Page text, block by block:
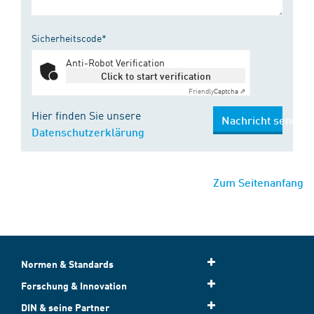
Sicherheitscode*
Anti-Robot Verification
Click to start verification
FriendlyCaptcha ⇗
Hier finden Sie unsere
Datenschutzerklärung
Nachricht senden
Zum Seitenanfang
Normen & Standards
Forschung & Innovation
DIN & seine Partner